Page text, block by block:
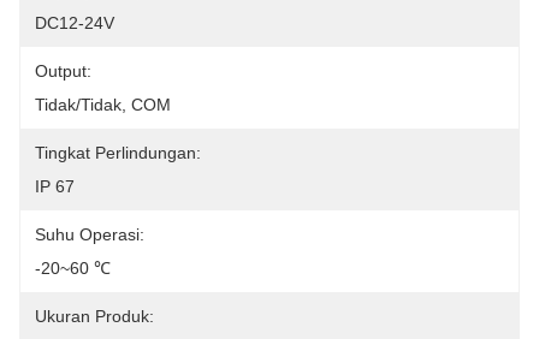
DC12-24V
Output:
Tidak/Tidak, COM
Tingkat Perlindungan:
IP 67
Suhu Operasi:
-20~60 ℃
Ukuran Produk: